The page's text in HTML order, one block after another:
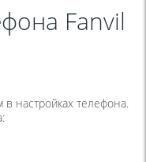
Fanvil
в настройках телефона.